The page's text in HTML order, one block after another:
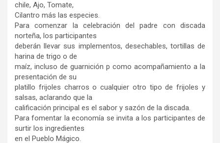
chile, Ajo, Tomate,
Cilantro más las especies.
Para comenzar la celebración del padre con discada
norteña, los participantes
deberán llevar sus implementos, desechables, tortillas de
harina de trigo o de
maíz, incluso de guarnición p como acompañamiento a la
presentación de su
platillo frijoles charros o cualquier otro tipo de frijoles y
salsas, aclarando que la
calificación principal es el sabor y sazón de la discada.
Para fomentar la economía se invita a los participantes de
surtir los ingredientes
en el Pueblo Mágico.